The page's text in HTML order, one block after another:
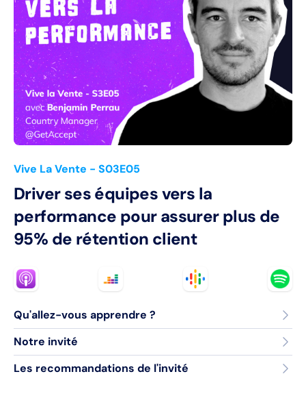
Vive La Vente - S03E05
Driver ses équipes vers la
performance pour assurer plus de
95% de rétention client
Qu'allez-vous apprendre ?
Notre invité
Les recommandations de l'invité